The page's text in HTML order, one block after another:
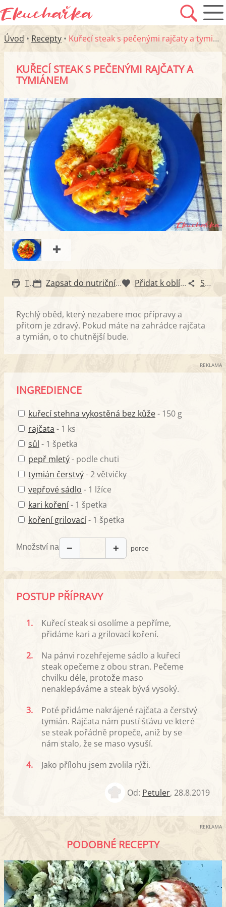
Úvod • Recepty • Kuřecí steak s pečenými rajčaty a tymiánem
KUŘECÍ STEAK S PEČENÝMI RAJČATY A
TYMIÁNEM
Tisk Zapsat do nutričního diáře Přidat k oblíbeným Sdílet
Rychlý oběd, který nezabere moc přípravy a
přitom je zdravý. Pokud máte na zahrádce rajčata
a tymián, o to chutnější bude.
REKLAMA
INGREDIENCE
kuřecí stehna vykostěná bez kůže- 150 g
rajčata - 1 ks
sůl - 1 špetka
pepř mletý- podle chuti
tymián čerstvý- 2 větvičky
vepřové sádlo - 1 lžíce
kari koření- 1 špetka
koření grilovací- 1 špetka
Množství na − + porce
POSTUP PŘÍPRAVY
1.
Kuřecí steak si osolíme a pepříme,
přidáme kari a grilovací koření.
2.
Na pánvi rozehřejeme sádlo a kuřecí
steak opečeme z obou stran. Pečeme
chvilku déle, protože maso
nenaklepáváme a steak bývá vysoký.
3.
Poté přidáme nakrájené rajčata a čerstvý
tymián. Rajčata nám pustí šťávu ve které
se steak pořádně propeče, aniž by se
nám stalo, že se maso vysuší.
4.
Jako přílohu jsem zvolila rýži.
Od: Petuler, 28.8.2019
REKLAMA
PODOBNÉ RECEPTY